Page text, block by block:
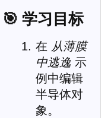
🎯 学习目标
在 从薄膜
中逃逸 示
例中编辑
半导体对
象。